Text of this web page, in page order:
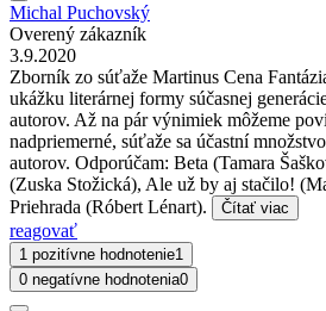
Michal Puchovský
Overený zákazník
3.9.2020
Zborník zo súťaže Martinus Cena
ukážku literárnej formy súčasnej
autorov. Až na pár výnimiek môžeme
nadpriemerné, súťaže sa účastní
autorov. Odporúčam: Beta (Tamara
(Zuska Stožická), Ale už by aj stačilo!
Priehrada (Róbert Lénart).
Čítať viac
reagovať
1 pozitívne hodnotenie1
0 negatívne hodnotenia0